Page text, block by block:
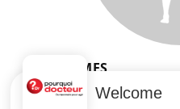
SYMPTÔMES
Welcome